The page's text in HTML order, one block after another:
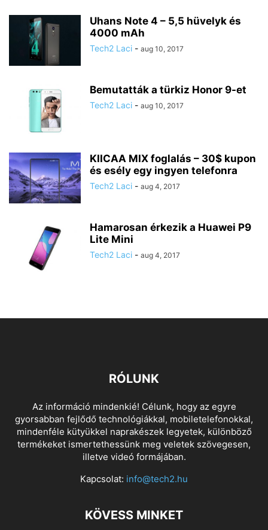
Uhans Note 4 – 5,5 hüvelyk és
4000 mAh
Tech2 Laci - aug 10, 2017
Bemutatták a türkiz Honor 9-et
Tech2 Laci - aug 10, 2017
KIICAA MIX foglalás – 30$ kupon
és esély egy ingyen telefonra
Tech2 Laci - aug 4, 2017
Hamarosan érkezik a Huawei P9
Lite Mini
Tech2 Laci - aug 4, 2017
RÓLUNK
Az információ mindenkié! Célunk, hogy az egyre
gyorsabban fejlődő technológiákkal, mobiletelefonokkal,
mindenféle kütyükkel naprakészek legyetek, különböző
termékeket ismertethessünk meg veletek szövegesen,
illetve videó formájában.
Kapcsolat: info@tech2.hu
KÖVESS MINKET